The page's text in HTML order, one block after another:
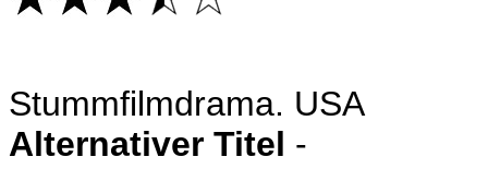
Stummfilmdrama. USA
Alternativer Titel -